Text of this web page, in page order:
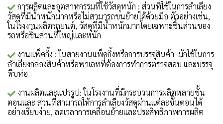
การผลิตและอุตสาหกรรมที่ใช้วัสดุหนัก : ส่วนที่ใช้ในการลำเลียง
วัสดุที่มีน้ำหนักมากหรือไม่สามารถขนย้ายได้ด้วยมือ ตัวอย่างเช่น,
ในโรงงานผลิตรถยนต์, วัสดุที่มีน้ำหนักมากโดยเฉพาะชิ้นส่วนของ
รถหรือชิ้นส่วนที่ใหญ่และหนัก
งานแพ็คกิ้ง : ในสายงานแพ็คกิ้งหรือการบรรจุสินค้า มักใช้ในการ
ลำเลียงกล่องสินค้าหรือพาเลทที่ต้องการทำการตรวจสอบ และบรรจุ
หีบห่อ
งานผลิตและแปรรูป: ในโรงงานที่มีกระบวนการผลิตหลายขั้น
ตอนและ ส่วนที่สามารถให้การลำเลียงวัสดุผ่านแต่ละขั้นตอนได้
อย่างเรียบง่าย, ลดเวลาการเคลื่อนย้ายและประสิทธิภาพการผลิต